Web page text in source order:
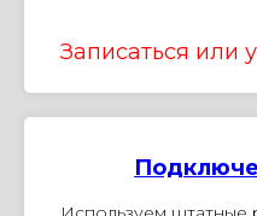
Записаться или